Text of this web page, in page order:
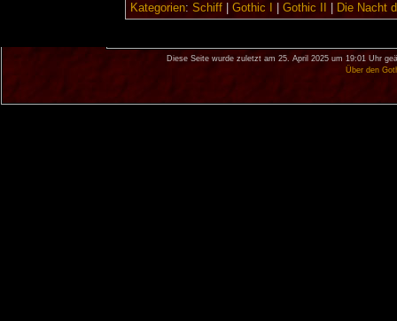
Kategorien: Schiff| Gothic I Gothic II Die Nacht
Diese Seite wurde zuletzt am 25. April 2025 um 19:01 Uhr
Über den